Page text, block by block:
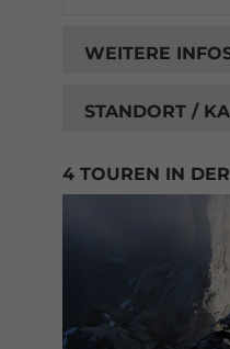
WEITERE
STANDORT /
4 TOUREN IN